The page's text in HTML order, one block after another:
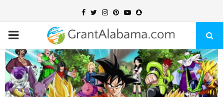
Facebook
TwitterInstagram
PinterestYoutubeSnapchat
PRIMARY
MENU